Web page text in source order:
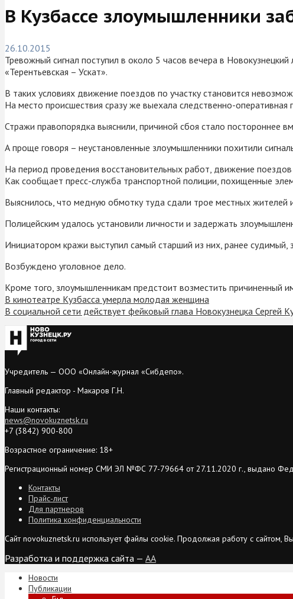
В Кузбассе злоумышленники
26.10.2015
Тревожный сигнал поступил в около 5 часов вечера в
«Терентьевская – Ускат».
В таких условиях движение поездов по участку становится
На место происшествия сразу же выехала следственно-
Стражи правопорядка выяснили, причиной сбоя стало постороннее
А проще говоря – неустановленные злоумышленники похитили
На период проведения восстановительных работ, движение
Как сообщает пресс-служба транспортной полиции, похищенные
Выяснилось, что медную обмотку туда сдали трое местных жителей
Полицейским удалось установили личности и задержать
Инициатором кражи выступил самый старший из них, ранее судимый,
Возбуждено уголовное дело.
Кроме того, злоумышленникам предстоит возместить
В кинотеатре Кузбасса умерла молодая женщина
В социальной сети действует фейковый глава Новокузнецка Сергей
Учредитель — ООО «Онлайн-журнал «Сибдепо».
Главный редактор - Макаров Г.Н.
Наши контакты:
news@novokuznetsk.ru
+7 (3842) 900-800
Возрастное ограничение: 18+
Регистрационный номер СМИ ЭЛ №ФС 77-79664 от 27.11.2020 г., выдано
Контакты
Прайс-лист
Для партнеров
Политика конфиденциальности
Сайт novokuznetsk.ru использует файлы cookie. Продолжая работу с сайтом,
Разработка и поддержка сайта — AA
Новости
Публикации